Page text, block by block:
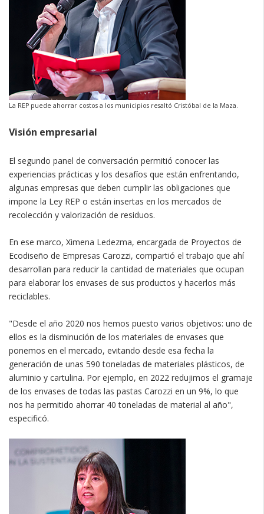
La REP puede ahorrar costos a los municipios resaltó Cristóbal de la Maza.
Visión empresarial
El segundo panel de conversación permitió conocer las
experiencias prácticas y los desafíos que están enfrentando,
algunas empresas que deben cumplir las obligaciones que
impone la Ley REP o están insertas en los mercados de
recolección y valorización de residuos.
En ese marco, Ximena Ledezma, encargada de Proyectos de
Ecodiseño de Empresas Carozzi, compartió el trabajo que ahí
desarrollan para reducir la cantidad de materiales que ocupan
para elaborar los envases de sus productos y hacerlos más
reciclables.
"Desde el año 2020 nos hemos puesto varios objetivos: uno de
ellos es la disminución de los materiales de envases que
ponemos en el mercado, evitando desde esa fecha la
generación de unas 590 toneladas de materiales plásticos, de
aluminio y cartulina. Por ejemplo, en 2022 redujimos el gramaje
de los envases de todas las pastas Carozzi en un 9%, lo que
nos ha permitido ahorrar 40 toneladas de material al año",
especificó.